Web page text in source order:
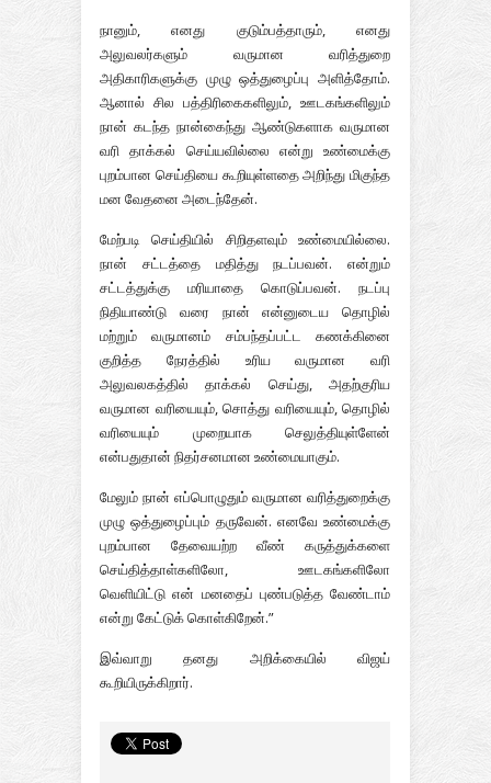
நானும், எனது குடும்பத்தாரும், எனது
அலுவலர்களும் வருமான வரித்துறை
அதிகாரிகளுக்கு முழு ஒத்துழைப்பு அளித்தோம்.
ஆனால் சில பத்திரிகைகளிலும், ஊடகங்களிலும்
நான் கடந்த நான்கைந்து ஆண்டுகளாக வருமான
வரி தாக்கல் செய்யவில்லை என்று உண்மைக்கு
புறம்பான செய்தியை கூறியுள்ளதை அறிந்து மிகுந்த
மன வேதனை அடைந்தேன்.
மேற்படி செய்தியில் சிறிதளவும் உண்மையில்லை.
நான் சட்டத்தை மதித்து நடப்பவன். என்றும்
சட்டத்துக்கு மரியாதை கொடுப்பவன். நடப்பு
நிதியாண்டு வரை நான் என்னுடைய தொழில்
மற்றும் வருமானம் சம்பந்தப்பட்ட கணக்கினை
குறித்த நேரத்தில் உரிய வருமான வரி
அலுவலகத்தில் தாக்கல் செய்து, அதற்குரிய
வருமான வரியையும், சொத்து வரியையும், தொழில்
வரியையும் முறையாக செலுத்தியுள்ளேன்
என்பதுதான் நிதர்சனமான உண்மையாகும்.
மேலும் நான் எப்பொழுதும் வருமான வரித்துறைக்கு
முழு ஒத்துழைப்பும் தருவேன். எனவே உண்மைக்கு
புறம்பான தேவையற்ற வீண் கருத்துக்களை
செய்தித்தாள்களிலோ, ஊடகங்களிலோ
வெளியிட்டு என் மனதைப் புண்படுத்த வேண்டாம்
என்று கேட்டுக் கொள்கிறேன்.”
இவ்வாறு தனது அறிக்கையில் விஜய்
கூறியிருக்கிறார்.